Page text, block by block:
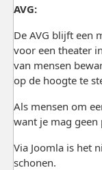
AVG:
De AVG blijft een
voor een theater
van mensen
op de hoogte te
Als mensen om
want je mag geen
Via Joomla is het
schonen.